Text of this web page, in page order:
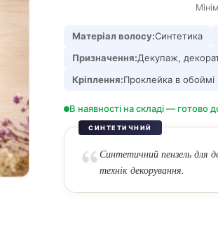
Матеріал волосу:Синтетика
Призначення:Декупаж,
Кріплення:Проклейка в обоймі
В наявності на складі — готово
СИНТЕТИЧНИЙ
Синтетичний пензель для
технік декорування.